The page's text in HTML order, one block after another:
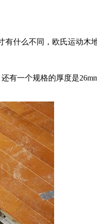
什么不同，欧氏运动木
有一个规格的厚度是